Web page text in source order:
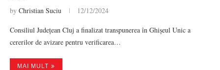
by Christian Suciu 12/12/2024
Consiliul Județean Cluj a finalizat transpunerea în Ghișeul Unic a
cererilor de avizare pentru verificarea…
MAI MULT